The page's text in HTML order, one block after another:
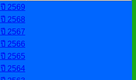
2569
2568
2567
2566
2565
2564